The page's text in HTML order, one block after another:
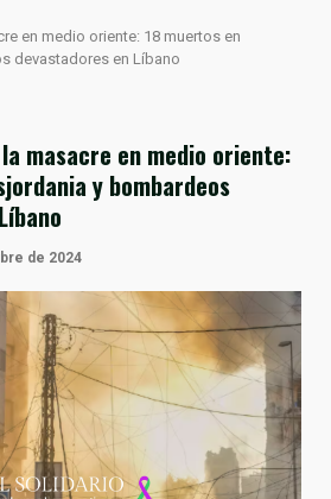
en medio oriente: 18 muertos en
devastadores en Líbano
masacre en medio oriente:
y bombardeos
de 2024